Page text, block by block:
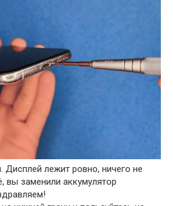
Дисплей лежит ровно, ничего не
вы заменили аккумулятор